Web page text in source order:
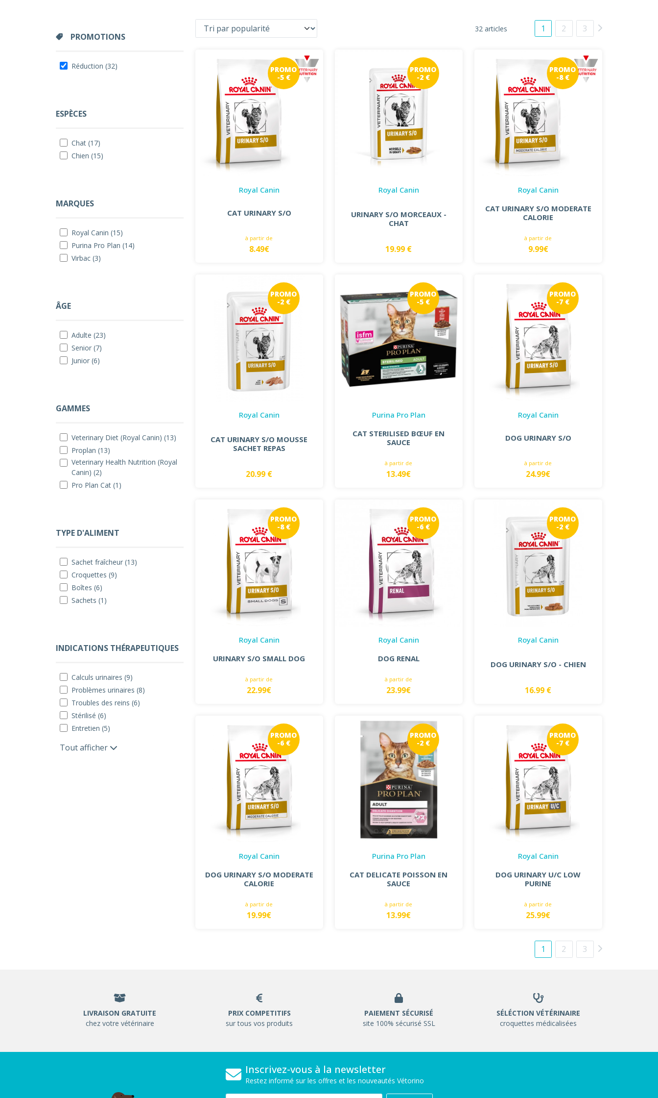
PROMOTIONS
Réduction (32)
ESPÈCES
Chat (17)
Chien (15)
MARQUES
Royal Canin (15)
Purina Pro Plan (14)
Virbac (3)
ÂGE
Adulte (23)
Senior (7)
Junior (6)
GAMMES
Veterinary Diet (Royal Canin) (13)
Proplan (13)
Veterinary Health Nutrition (Royal
Canin) (2)
Pro Plan Cat (1)
TYPE D'ALIMENT
Sachet fraîcheur (13)
Croquettes (9)
Boîtes (6)
Sachets (1)
INDICATIONS THÉRAPEUTIQUES
Calculs urinaires (9)
Problèmes urinaires (8)
Troubles des reins (6)
Stérilisé (6)
Entretien (5)
Tout afficher
32 articles 1 2 3
PROMO
-5 €
Royal Canin
CAT URINARY S/O
à partir de
8.49€
PROMO
-2 €
Royal Canin
URINARY S/O MORCEAUX -
CHAT
19.99 €
PROMO
-8 €
Royal Canin
CAT URINARY S/O MODERATE
CALORIE
à partir de
9.99€
PROMO
-2 €
Royal Canin
CAT URINARY S/O MOUSSE
SACHET REPAS
20.99 €
PROMO
-5 €
Purina Pro Plan
CAT STERILISED BŒUF EN
SAUCE
à partir de
13.49€
PROMO
-7 €
Royal Canin
DOG URINARY S/O
à partir de
24.99€
PROMO
-8 €
Royal Canin
URINARY S/O SMALL DOG
à partir de
22.99€
PROMO
-6 €
Royal Canin
DOG RENAL
à partir de
23.99€
PROMO
-2 €
Royal Canin
DOG URINARY S/O - CHIEN
16.99 €
PROMO
-6 €
Royal Canin
DOG URINARY S/O MODERATE
CALORIE
à partir de
19.99€
PROMO
-2 €
Purina Pro Plan
CAT DELICATE POISSON EN
SAUCE
à partir de
13.99€
PROMO
-7 €
Royal Canin
DOG URINARY U/C LOW
PURINE
à partir de
25.99€
1 2 3
LIVRAISON GRATUITE
chez votre vétérinaire
PRIX COMPETITIFS
sur tous vos produits
PAIEMENT SÉCURISÉ
site 100% sécurisé SSL
SÉLÉCTION VÉTÉRINAIRE
croquettes médicalisées
Inscrivez-vous à la newsletter
Restez informé sur les offres et les nouveautés Vétorino